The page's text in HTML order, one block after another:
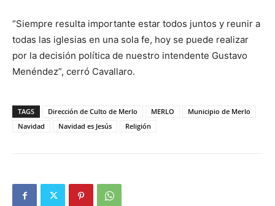
“Siempre resulta importante estar todos juntos y reunir a
todas las iglesias en una sola fe, hoy se puede realizar
por la decisión política de nuestro intendente Gustavo
Menéndez”, cerró Cavallaro.
TAGS Dirección de Culto de Merlo MERLO
Municipio de Merlo
Navidad
Navidad es Jesús Religión